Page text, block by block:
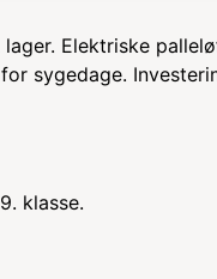
Elektriske
sygedage.
klasse.